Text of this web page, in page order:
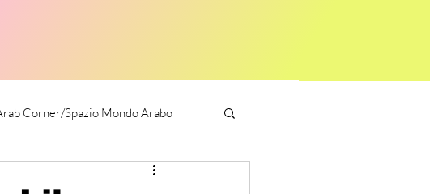
Corner/Spazio Mondo Arabo